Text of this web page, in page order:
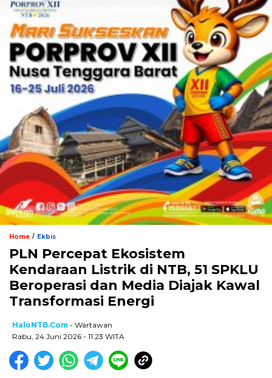
Home / Ekbis
PLN Percepat Ekosistem
Kendaraan Listrik di NTB, 51 SPKLU
Beroperasi dan Media Diajak Kawal
Transformasi Energi
HaloNTB.com - Wartawan
Rabu, 24 Juni 2026 - 11:23 WITA